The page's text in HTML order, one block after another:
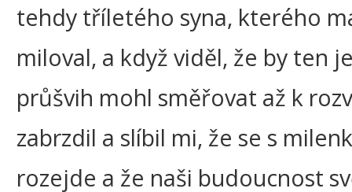
tehdy tříletého syna, kterého
miloval, a když viděl, že by ten
průšvih mohl směřovat až k
zabrzdil a slíbil mi, že se s
rozejde a že naši budoucnost